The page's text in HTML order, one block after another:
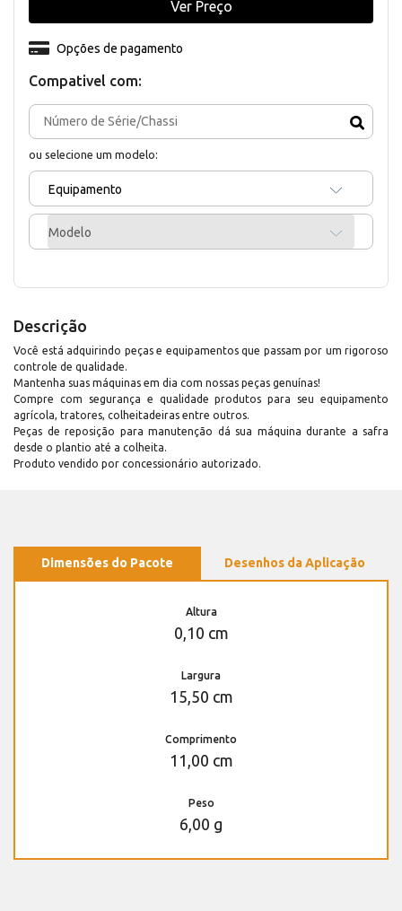
Compativel com:
ou selecione um modelo:
Equipamento
Modelo
Opções de pagamento
Ver Preço
Descrição
Você está adquirindo peças e equipamentos que passam por um rigoroso
controle de qualidade.
Mantenha suas máquinas em dia com nossas peças genuínas!
Compre com segurança e qualidade produtos para seu equipamento
agrícola, tratores, colheitadeiras entre outros.
Peças de reposição para manutenção dá sua máquina durante a safra
desde o plantio até a colheita.
Produto vendido por concessionário autorizado.
Dimensões do Pacote Desenhos da Aplicação
Altura
0,10 cm
Largura
15,50 cm
Comprimento
11,00 cm
Peso
6,00 g